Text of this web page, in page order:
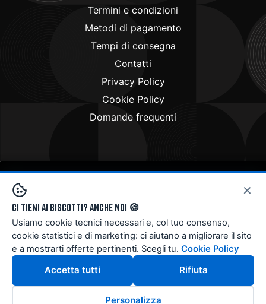
Termini e condizioni
Metodi di pagamento
Tempi di consegna
Contatti
Privacy Policy
Cookie Policy
Domande frequenti
Copyright © 2024 . All rights reserved
×
Ci tieni ai biscotti? Anche noi 🍪
Usiamo cookie tecnici necessari e, col tuo consenso,
cookie statistici e di marketing: ci aiutano a migliorare il sito
e a mostrarti offerte pertinenti. Scegli tu. Cookie Policy
Accetta tutti Rifiuta
Personalizza